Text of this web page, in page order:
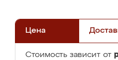
Цена
Стоимость зависит от